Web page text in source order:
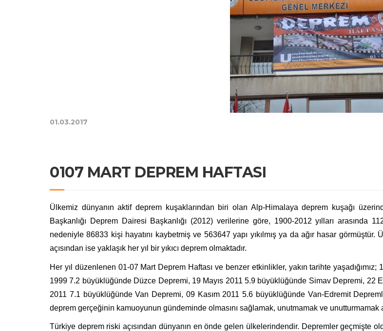
01.03.2017
0107 MART DEPREM HAFTASI
Ülkemiz dünyanın aktif deprem kuşaklarından biri olan Alp-Himalaya deprem kuşağı
Başkanlığı Deprem Dairesi Başkanlığı (2012) verilerine göre, 1900-2012 yılları arasında
nedeniyle 86833 kişi hayatını kaybetmiş ve 563647 yapı yıkılmış ya da ağır hasar
açısından ise yaklaşık her yıl bir yıkıcı deprem olmaktadır.
Her yıl düzenlenen 01-07 Mart Deprem Haftası ve benzer etkinlikler, yakın tarihte
1999 7.2 büyüklüğünde Düzce Depremi, 19 Mayıs 2011 5.9 büyüklüğünde Simav Depremi,
2011 7.1 büyüklüğünde Van Depremi, 09 Kasım 2011 5.6 büyüklüğünde Van-Edremit
deprem gerçeğinin kamuoyunun gündeminde olmasını sağlamak, unutmamak ve unutturmamak
Türkiye deprem riski açısından dünyanın en önde gelen ülkelerindendir. Depremler geçmişte